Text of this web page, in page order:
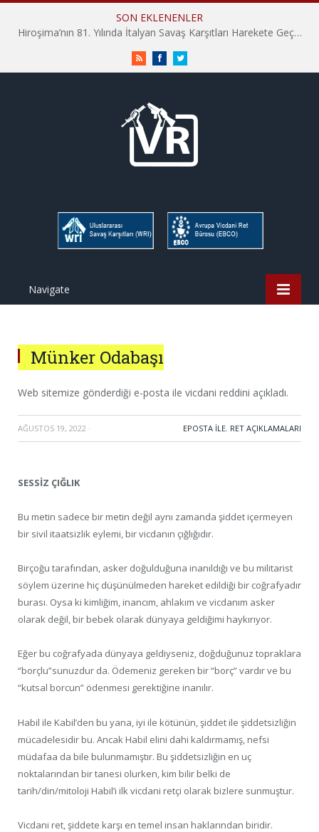
SON EKLENENLER
Hiroşima’nın 81. Yılında İtalyan Savaş Karşıtları Harekete Geçti: “Hatırlamak yeterli değil”
RSS FacebookTwitter
Navigate
Münker Odabaşı
Web sitemize gönderdiği e-posta ile vicdani reddini açıkladı.
AĞUSTOS 19, 2022 · EPOSTA ILE, RET AÇIKLAMALARI
SESSİZ ÇIĞLIK
Bu metin sadece bir metin değil aynı zamanda şiddet içermeyen
bir sivil itaatsizlik eylemi, bir vicdanın çığlığıdır.
Birçoğu tarafından, asker doğulduğuna inanıldığı ve bu militarist
söylem üzerine hiç düşünülmeden hareket edildiği bir coğrafyadır
burası. Oysa ki kimliğim, inancım, ahlakım ve vicdanım asker
olarak değil, bir bebek olarak dünyaya geldiğimi haykırıyor.
Eğer bu coğrafyada dünyaya geldiyseniz, doğduğunuz topraklara
“borçlu”sunuzdur da. Ödemeniz gereken bir “borç” vardır ve bu
“kutsal borcun” ödenmesi gerektiğine inanılır.
Habil ile Kabil’den bu yana, iyi ile kötünün, şiddet ile şiddetsizliğin
mücadelesidir bu. Ancak Habil elini dahi kaldırmamış, nefsi
müdafaa da bile bulunmamıştır. Bu şiddetsizliğin en uç
noktalarından bir tanesi olurken, kim bilir belki de
tarih/din/mitoloji Habil’i ilk vicdani retçi olarak bizlere sunmuştur.
Vicdani ret, şiddete karşı en temel insan haklarından biridir.